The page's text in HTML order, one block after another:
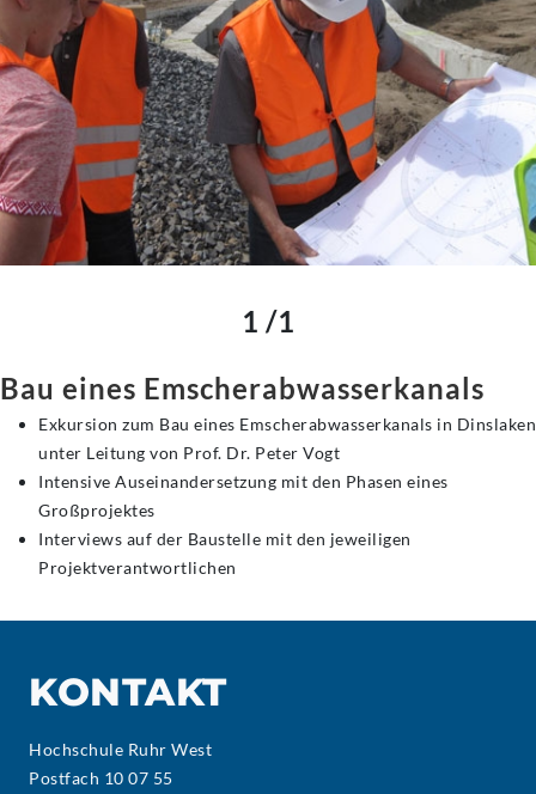
1 /1
Bau eines Emscherabwasserkanals
Exkursion zum Bau eines Emscherabwasserkanals in Dinslaken
unter Leitung von Prof. Dr. Peter Vogt
Intensive Auseinandersetzung mit den Phasen eines
Großprojektes
Interviews auf der Baustelle mit den jeweiligen
Projektverantwortlichen
KONTAKT
Hochschule Ruhr West
Postfach 10 07 55